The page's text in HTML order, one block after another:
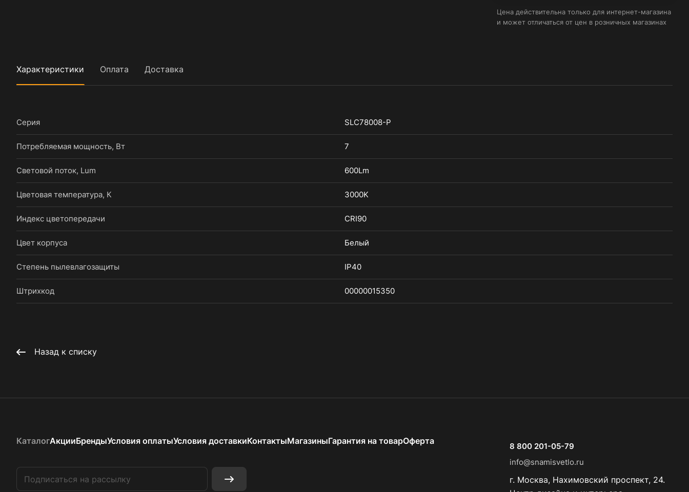
Цена действительна только для интернет-магазина
и может отличаться от цен в розничных магазинах
Характеристики Оплата Доставка
Серия SLC78008-P
Потребляемая мощность, Вт 7
Световой поток, Lum 600Lm
Цветовая температура, К 3000K
Индекс цветопередачи CRI90
Цвет корпуса Белый
Степень пылевлагозащиты IP40
Штрихкод 00000015350
Назад к списку
КаталогАкцииБрендыУсловия оплатыУсловия доставкиКонтактыМагазиныГарантия на товарОферта
8 800 201-05-79
info@snamisvetlo.ru
г. Москва, Нахимовский проспект, 24.